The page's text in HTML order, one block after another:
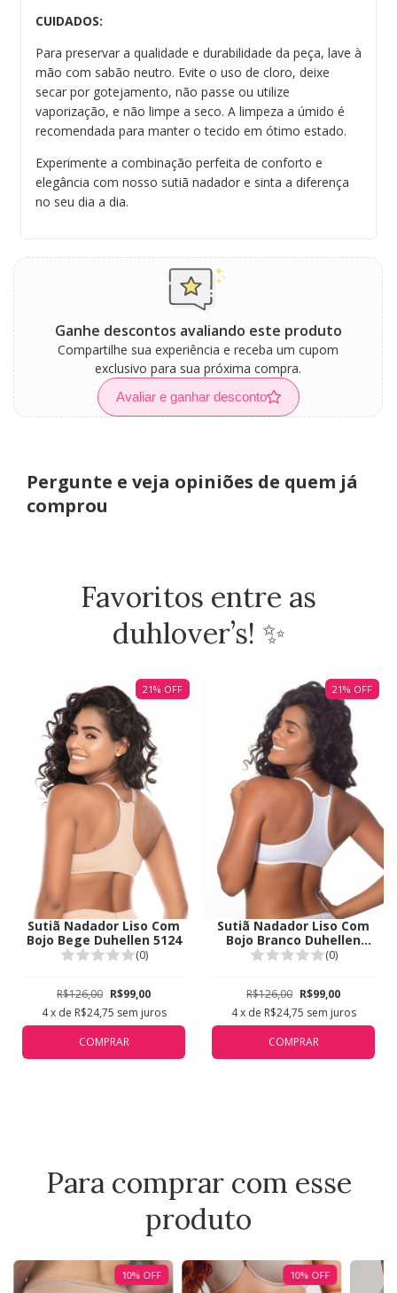
CUIDADOS:
Para preservar a qualidade e durabilidade da peça, lave à
mão com sabão neutro. Evite o uso de cloro, deixe
secar por gotejamento, não passe ou utilize
vaporização, e não limpe a seco. A limpeza a úmido é
recomendada para manter o tecido em ótimo estado.
Experimente a combinação perfeita de conforto e
elegância com nosso sutiã nadador e sinta a diferença
no seu dia a dia.
Ganhe descontos avaliando este produto
Compartilhe sua experiência e receba um cupom
exclusivo para sua próxima compra.
Avaliar e ganhar desconto
Pergunte e veja opiniões de quem já
comprou
Favoritos entre as
duhlover’s! ✨
21% OFF
Sutiã Nadador Liso Com
Bojo Bege Duhellen 5124
(0)
R$126,00 R$99,00
4 x de R$24,75 sem juros
COMPRAR
21% OFF
Sutiã Nadador Liso Com
Bojo Branco Duhellen
5124
(0)
R$126,00 R$99,00
4 x de R$24,75 sem juros
COMPRAR
Para comprar com esse
produto
10% OFF 10% OFF